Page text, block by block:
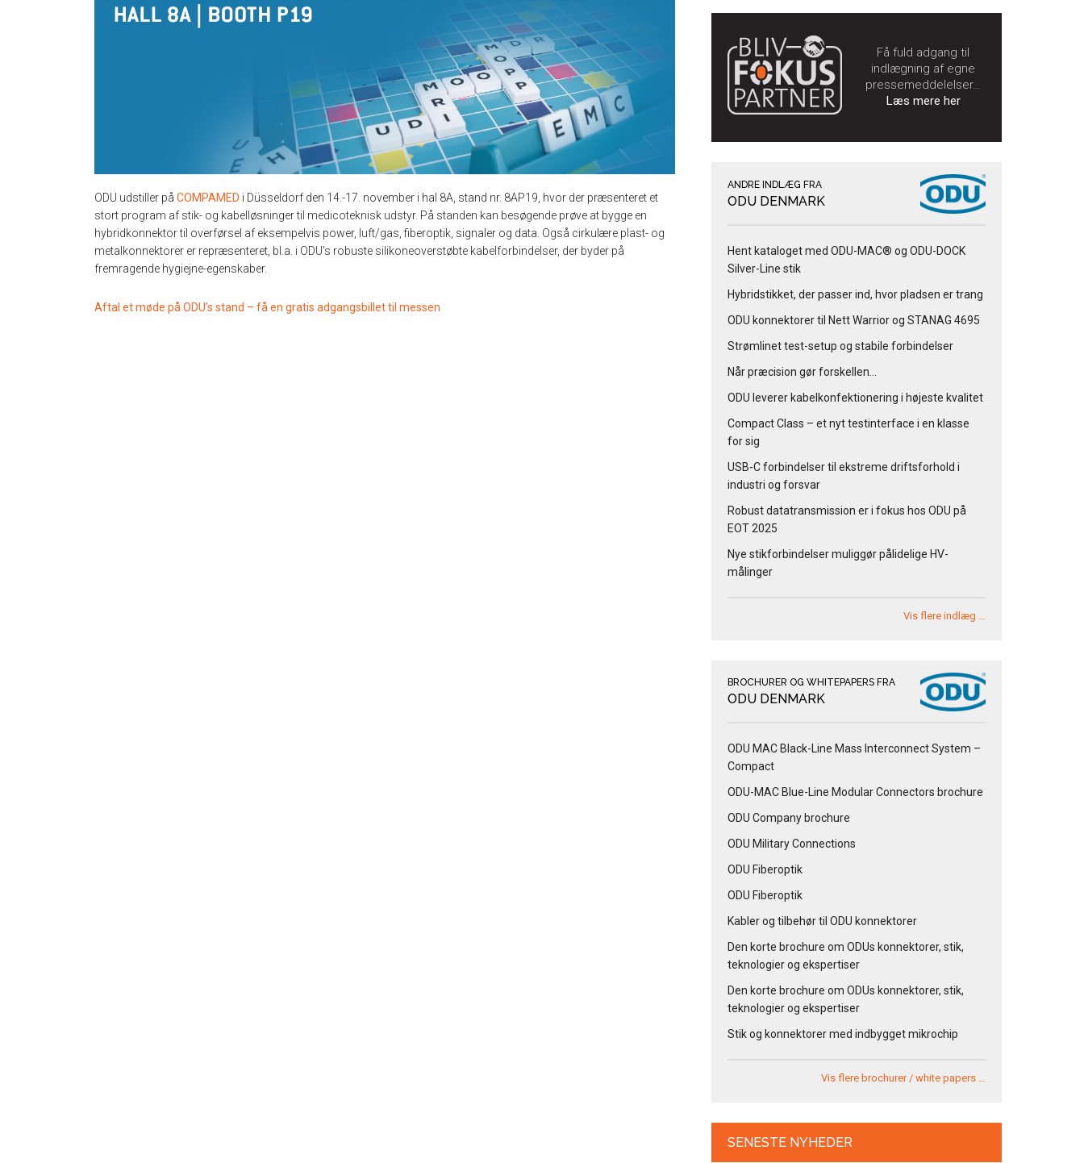
ODU udstiller på COMPAMED i Düsseldorf den 14.-17. november i hal 8A, stand nr. 8AP19, hvor der præsenteret et
stort program af stik- og kabelløsninger til medicoteknisk udstyr. På standen kan besøgende prøve at bygge en
hybridkonnektor til overførsel af eksempelvis power, luft/gas, fiberoptik, signaler og data. Også cirkulære plast- og
metalkonnektorer er repræsenteret, bl.a. i ODU’s robuste silikoneoverstøbte kabelforbindelser, der byder på
fremragende hygiejne-egenskaber.
Aftal et møde på ODU’s stand – få en gratis adgangsbillet til messen
Få fuld adgang til
indlægning af egne
pressemeddelelser…
Læs mere her
ANDRE INDLÆG FRA
ODU DENMARK
Hent kataloget med ODU-MAC® og ODU-DOCK
Silver-Line stik
Hybridstikket, der passer ind, hvor pladsen er trang
ODU konnektorer til Nett Warrior og STANAG 4695
Strømlinet test-setup og stabile forbindelser
Når præcision gør forskellen…
ODU leverer kabelkonfektionering i højeste kvalitet
Compact Class – et nyt testinterface i en klasse
for sig
USB-C forbindelser til ekstreme driftsforhold i
industri og forsvar
Robust datatransmission er i fokus hos ODU på
EOT 2025
Nye stikforbindelser muliggør pålidelige HV-
målinger
Vis flere indlæg …
BROCHURER OG WHITEPAPERS FRA
ODU DENMARK
ODU MAC Black-Line Mass Interconnect System –
Compact
ODU-MAC Blue-Line Modular Connectors brochure
ODU Company brochure
ODU Military Connections
ODU Fiberoptik
ODU Fiberoptik
Kabler og tilbehør til ODU konnektorer
Den korte brochure om ODUs konnektorer, stik,
teknologier og ekspertiser
Den korte brochure om ODUs konnektorer, stik,
teknologier og ekspertiser
Stik og konnektorer med indbygget mikrochip
Vis flere brochurer / white papers …
SENESTE NYHEDER